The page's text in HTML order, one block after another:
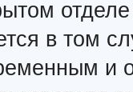
в том